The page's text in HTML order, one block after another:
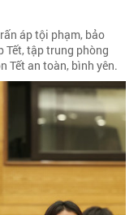
áp tội phạm, bảo
tập trung phòng
Tết an toàn, bình yên.